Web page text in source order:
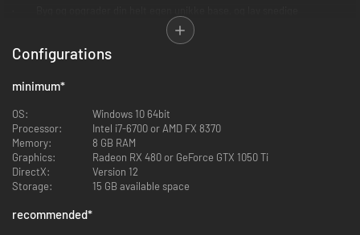
forsvarsværker, som beskytter både basen og de overlevende mod
nyttige ressourcer, og bjærg materiale fra vragrester fra rummet
· Forskningsteknologier, der kan udvide dine horisonter.
· Sørg for varme, lys, afslapningsredskaber og mere, så de
overlevende kan holde sig på toppen og være klar til den næste
udfordring.
Configurations
minimum*
OS:
Windows 10 64bit
Processor:
Intel i7-6700 or AMD FX 8370
Memory:
8 GB RAM
Graphics:
Radeon RX 480 or GeForce GTX 1050 Ti
DirectX:
Version 12
Storage:
15 GB available space
recommended*